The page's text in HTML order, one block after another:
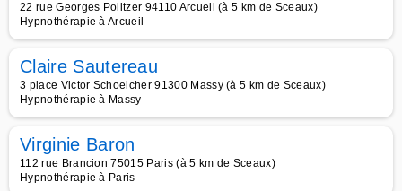
22 rue Georges Politzer 94110 Arcueil (à 5 km de Sceaux)
Hypnothérapie à Arcueil
Claire Sautereau
3 place Victor Schoelcher 91300 Massy (à 5 km de Sceaux)
Hypnothérapie à Massy
Virginie Baron
112 rue Brancion 75015 Paris (à 5 km de Sceaux)
Hypnothérapie à Paris